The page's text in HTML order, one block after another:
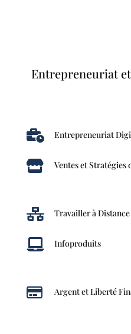
Entrepreneuriat
 Entrepreneuriat
 Ventes et Stratégies
 Travailler à Distance
 Infoproduits
 Argent et Liberté